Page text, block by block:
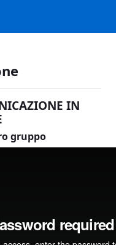
IN
gruppo